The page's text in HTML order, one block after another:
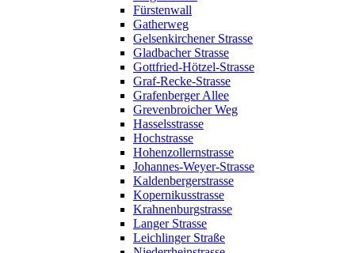
Fürstenwall
Gatherweg
Gelsenkirchener Strasse
Gladbacher Strasse
Gottfried-Hötzel-Strasse
Graf-Recke-Strasse
Grafenberger Allee
Grevenbroicher Weg
Hasselsstrasse
Hochstrasse
Hohenzollernstrasse
Johannes-Weyer-Strasse
Kaldenbergerstrasse
Kopernikusstrasse
Krahnenburgstrasse
Langer Strasse
Leichlinger Straße